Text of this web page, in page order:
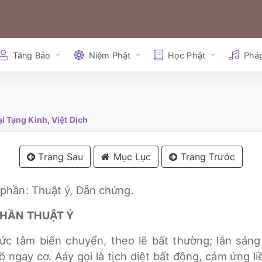
Tăng Bảo Niệm Phật Học Phật
Tạng Kinh, Việt Dịch
Trang Sau Mục Lục Trang Trước
Thuật ý, Dẫn chứng.
THUẬT Ý
tâm biến chuyển, theo lẽ bất thường; lẫn
ngay cơ. Aáy gọi là tịch diệt bất động, cảm ứng